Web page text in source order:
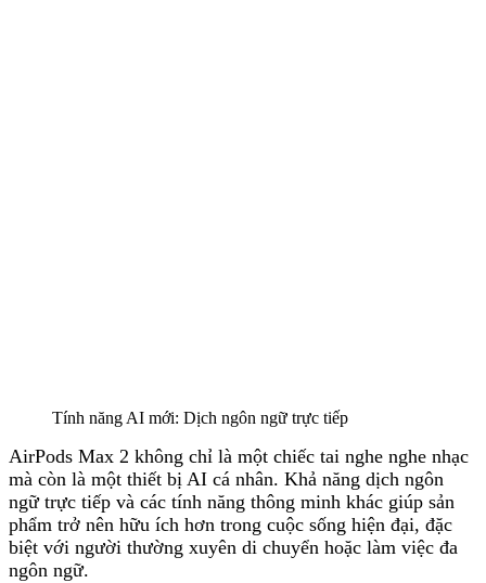
Tính năng AI mới: Dịch ngôn ngữ trực tiếp
AirPods Max 2 không chỉ là một chiếc tai nghe nghe nhạc
mà còn là một thiết bị AI cá nhân. Khả năng dịch ngôn
ngữ trực tiếp và các tính năng thông minh khác giúp sản
phẩm trở nên hữu ích hơn trong cuộc sống hiện đại, đặc
biệt với người thường xuyên di chuyển hoặc làm việc đa
ngôn ngữ.